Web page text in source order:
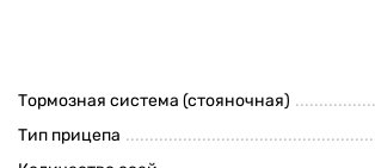
Тормозная система (стояночная)
Тип прицепа